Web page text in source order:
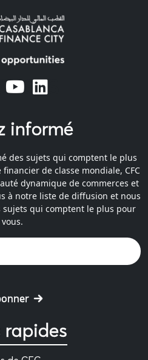
s s
informé
des sujets qui comptent le plus
de classe mondiale, CFC
dynamique de commerces et
à notre liste de diffusion et nous
qui comptent le plus pour
vous.
rapides